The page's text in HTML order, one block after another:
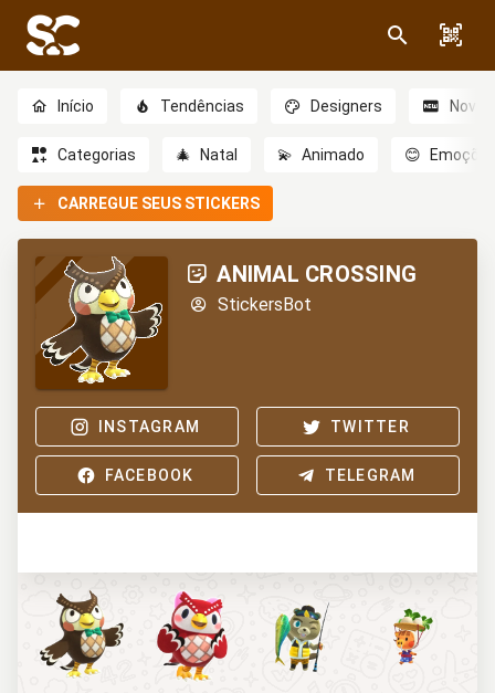
Início Tendências Designers Novo
Categorias 🎄 Natal 💫 Animado 😊
CARREGUE SEUS STICKERS
ANIMAL CROSSING
StickersBot
INSTAGRAM TWITTER
FACEBOOK TELEGRAM